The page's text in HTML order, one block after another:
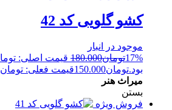
کشو گلویی کد 42
موجود در انبار
17%تومان180.000
بود.تومان150.000قیمت فعلی: تومان150.000.
میراث هنر
بستن
فروش ویژه